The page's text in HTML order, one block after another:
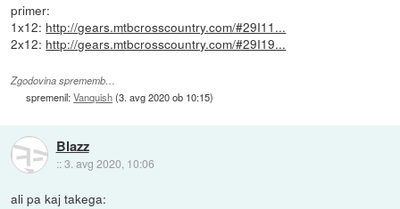
primer:
1x12: http://gears.mtbcrosscountry.com/#29I11...
2x12: http://gears.mtbcrosscountry.com/#29I19...
Zgodovina sprememb…
spremenil:Vanquish(3. avg 2020 ob 10:15)
Blazz
::3. avg 2020, 10:06
ali pa kaj takega: